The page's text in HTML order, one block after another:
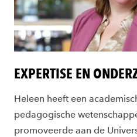
EXPERTISE EN
Heleen heeft een
pedagogische
promoveerde aan de